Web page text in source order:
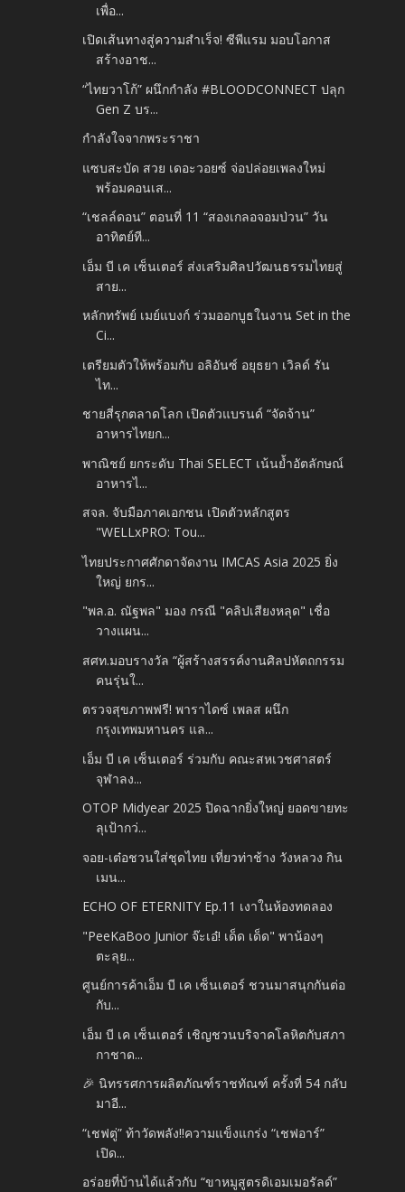
เพื่อ...
เปิดเส้นทางสู่ความสำเร็จ! ซีพีแรม มอบโอกาส
สร้างอาช...
“ไทยวาโก้” ผนึกกำลัง #BLOODCONNECT ปลุก
Gen Z บร...
กำลังใจจากพระราชา
แซบสะบัด สวย เดอะวอยซ์ จ่อปล่อยเพลงใหม่
พร้อมคอนเส...
“เชลล์ดอน” ตอนที่ 11 “สองเกลอจอมป่วน” วัน
อาทิตย์ที...
เอ็ม บี เค เซ็นเตอร์ ส่งเสริมศิลปวัฒนธรรมไทยสู่
สาย...
หลักทรัพย์ เมย์แบงก์ ร่วมออกบูธในงาน Set in the
Ci...
เตรียมตัวให้พร้อมกับ อลิอันซ์ อยุธยา เวิลด์ รัน
ไท...
ชายสี่รุกตลาดโลก เปิดตัวแบรนด์ “จัดจ้าน”
อาหารไทยก...
พาณิชย์ ยกระดับ Thai SELECT เน้นย้ำอัตลักษณ์
อาหารไ...
สจล. จับมือภาคเอกชน เปิดตัวหลักสูตร
"WELLxPRO: Tou...
ไทยประกาศศักดาจัดงาน IMCAS Asia 2025 ยิ่ง
ใหญ่ ยกร...
"พล.อ. ณัฐพล" มอง กรณี "คลิปเสียงหลุด" เชื่อ
วางแผน...
สศท.มอบรางวัล “ผู้สร้างสรรค์งานศิลปหัตถกรรม
คนรุ่นใ...
ตรวจสุขภาพฟรี! พาราไดซ์ เพลส ผนึก
กรุงเทพมหานคร แล...
เอ็ม บี เค เซ็นเตอร์ ร่วมกับ คณะสหเวชศาสตร์
จุฬาลง...
OTOP Midyear 2025 ปิดฉากยิ่งใหญ่ ยอดขายทะ
ลุเป้ากว่...
จอย-เต๋อชวนใส่ชุดไทย เที่ยวท่าช้าง วังหลวง กิน
เมน...
ECHO OF ETERNITY Ep.11 เงาในห้องทดลอง
"PeeKaBoo Junior จ๊ะเอ๋! เด็ด เด็ด" พาน้องๆ
ตะลุย...
ศูนย์การค้าเอ็ม บี เค เซ็นเตอร์ ชวนมาสนุกกันต่อ
กับ...
เอ็ม บี เค เซ็นเตอร์ เชิญชวนบริจาคโลหิตกับสภา
กาชาด...
🎉 นิทรรศการผลิตภัณฑ์ราชทัณฑ์ ครั้งที่ 54 กลับ
มาอี...
“เชฟตู่” ท้าวัดพลัง!!ความแข็งแกร่ง “เชฟอาร์”
เปิด...
อร่อยที่บ้านได้แล้วกับ “ขาหมูสูตรดิเอมเมอรัลด์”